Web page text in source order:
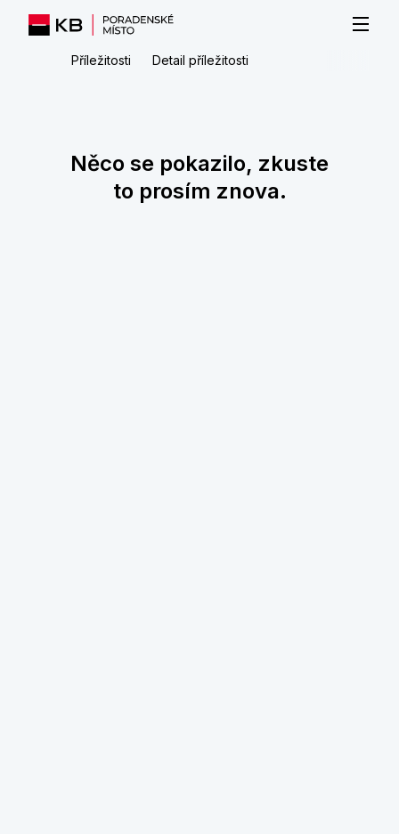
Příležitosti Detail příležitosti
Něco se pokazilo, zkuste
to prosím znova.